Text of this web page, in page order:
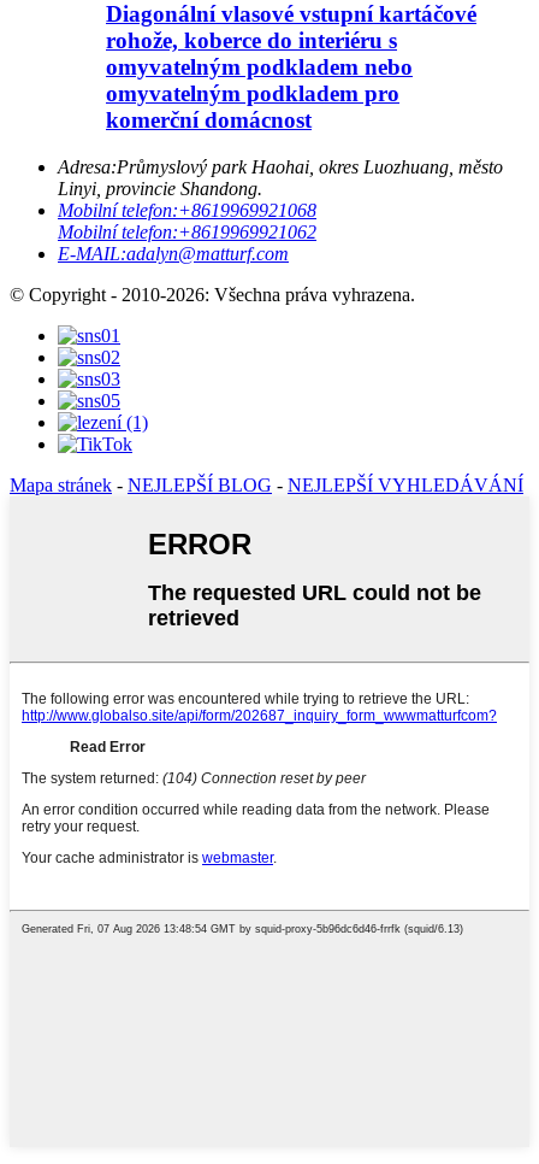
Diagonální vlasové vstupní kartáčové
rohože, koberce do interiéru s
omyvatelným podkladem nebo
omyvatelným podkladem pro
komerční domácnost
Adresa:Průmyslový park Haohai, okres Luozhuang, město
Linyi, provincie Shandong.
Mobilní telefon:+8619969921068
Mobilní telefon:+8619969921062
E-MAIL:adalyn@matturf.com
© Copyright - 2010-2026: Všechna práva vyhrazena.
Mapa stránek - NEJLEPŠÍ BLOG - NEJLEPŠÍ VYHLEDÁVÁNÍ